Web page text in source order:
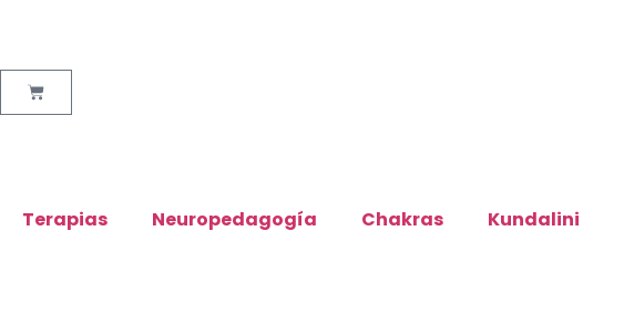
Terapias Neuropedagogía Chakras Kundalini